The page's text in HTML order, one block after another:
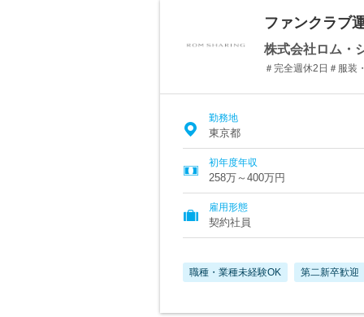
ファンクラブ
株式会社ロム・
＃完全週休2日＃服
勤務地
東京都
初年度年収
258万～400万円
雇用形態
契約社員
職種・業種未経験OK 第二新卒歓迎